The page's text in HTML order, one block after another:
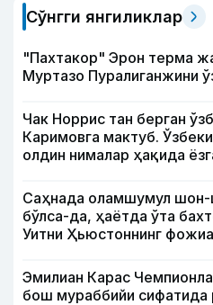
Сўнгги янгиликлар
"Пахтакор" Эрон терма
Муртазо Пуралиганжини
Чак Норрис тан берган
Каримовга мактуб.
олдин нималар ҳақида
Саҳнада оламшумул шон-
бўлса-да, ҳаётда ўта
Уитни Ҳьюстоннинг
Эмилиан Карас
бош мураббийи сифатида